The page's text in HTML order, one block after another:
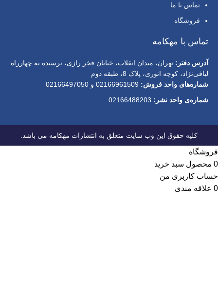
تماس با ما
فروشگاه
تماس با مهکامه
آدرس دفتر: تهران، میدان انقلاب، خیابان فخر رازی، نرسیده به چهارراه
لبافی‌نژاد، کوچه انوری، پلاک 8، طبقه دوم
شماره‌های واحد فروش: 02166961509 و 02166497050
شماره‌‌ی واحد نشر:
کلیه حقوق این وب سایت متعلق به انتشارات مهکامه می باشد.
فروشگاه
0 محصول سبد خرید
حساب کاربری من
0 علاقه مندی